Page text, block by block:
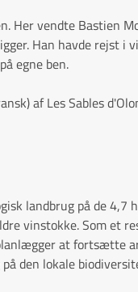
Her vendte Bastien
Han havde rejst i
egne ben.
af Les Sables
landbrug på de 4,7
vinstokke. Som et
at fortsætte
den lokale